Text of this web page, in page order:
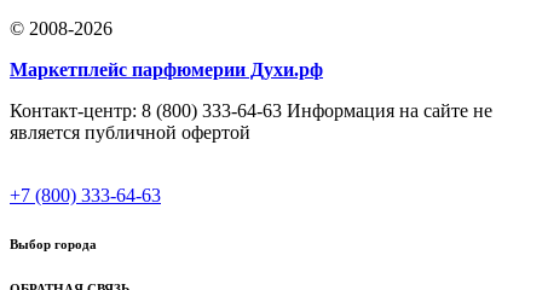
© 2008-2026
Маркетплейс парфюмерии Духи.рф
Контакт-центр: 8 (800) 333-64-63 Информация на сайте не
является публичной офертой
+7 (800) 333-64-63
Выбор города